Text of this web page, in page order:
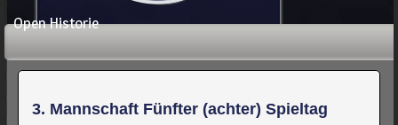
Open Historie
3. Mannschaft Fünfter (achter) Spieltag